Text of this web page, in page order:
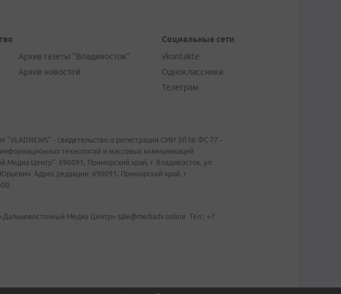
Архив газеты "Владивосток"
Архив новостей
Социальные сети
vkontakte
Одноклассники
Телеграм
"VLADNEWS" - свидетельство о регистрации СМИ ЭЛ № ФС 77 -
технологий и массовых коммуникаций
Центр". 690091, Приморский край, г. Владивосток, ул.
Адрес редакции: 690091, Приморский край, г.
Медиа Центр» sale@mediadv.online. Тел.: +7